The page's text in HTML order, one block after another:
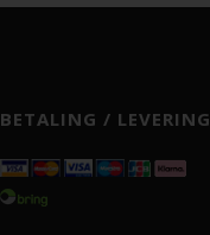
BETALING / LEVERING